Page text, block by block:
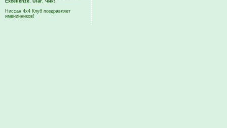
Excellenze, Ular, Чик!
Ниссан 4х4 Клуб поздравляет
именинников!